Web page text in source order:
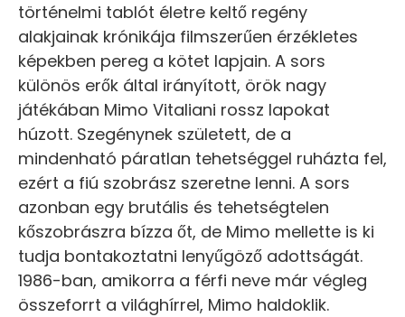
történelmi tablót életre keltő regény
alakjainak krónikája filmszerűen érzékletes
képekben pereg a kötet lapjain. A sors
különös erők által irányított, örök nagy
játékában Mimo Vitaliani rossz lapokat
húzott. Szegénynek született, de a
mindenható páratlan tehetséggel ruházta fel,
ezért a fiú szobrász szeretne lenni. A sors
azonban egy brutális és tehetségtelen
kőszobrászra bízza őt, de Mimo mellette is ki
tudja bontakoztatni lenyűgöző adottságát.
1986-ban, amikorra a férfi neve már végleg
összeforrt a világhírrel, Mimo haldoklik.